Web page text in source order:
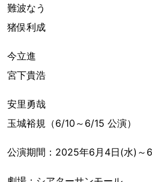
難波なう
猪俣利成
今立進
宮下貴浩
安里勇哉
玉城裕規（6/10～6/15 公演）
公演期間：2025年6月4日(水)～